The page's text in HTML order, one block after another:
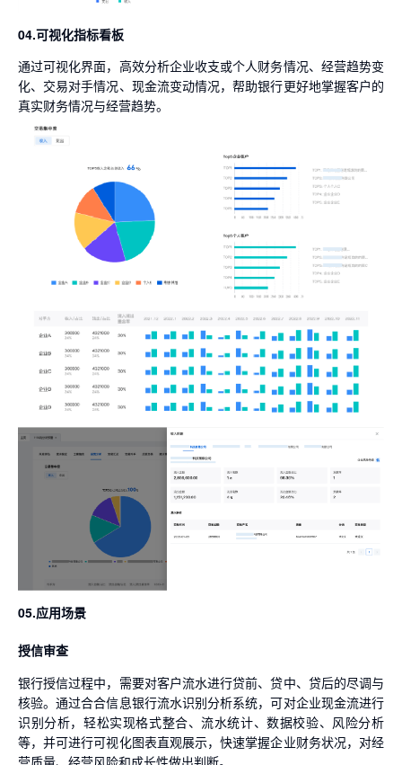
04.可视化指标看板
通过可视化界面，高效分析企业收支或个人财务情况、经营趋势变
化、交易对手情况、现金流变动情况，帮助银行更好地掌握客户的
真实财务情况与经营趋势。
05.应用场景
授信审查
银行授信过程中，需要对客户流水进行贷前、贷中、贷后的尽调与
核验。通过合合信息银行流水识别分析系统，可对企业现金流进行
识别分析，轻松实现格式整合、流水统计、数据校验、风险分析
等，并可进行可视化图表直观展示，快速掌握企业财务状况，对经